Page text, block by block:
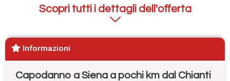
Scopri tutti i dettagli dell'offerta
Informazioni
Capodanno a Siena a pochi km dal Chianti